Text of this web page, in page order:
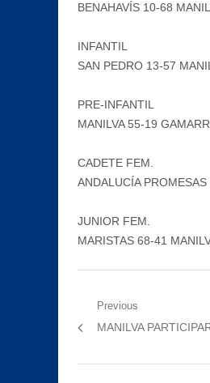
BENAHAVÍS 10-68
INFANTIL
SAN PEDRO 13-57
PRE-INFANTIL
MANILVA 55-19
CADETE FEM.
ANDALUCÍA
JUNIOR FEM.
MARISTAS 68-41
Navegación
de
entradas
Previous
Previous
MANILVA